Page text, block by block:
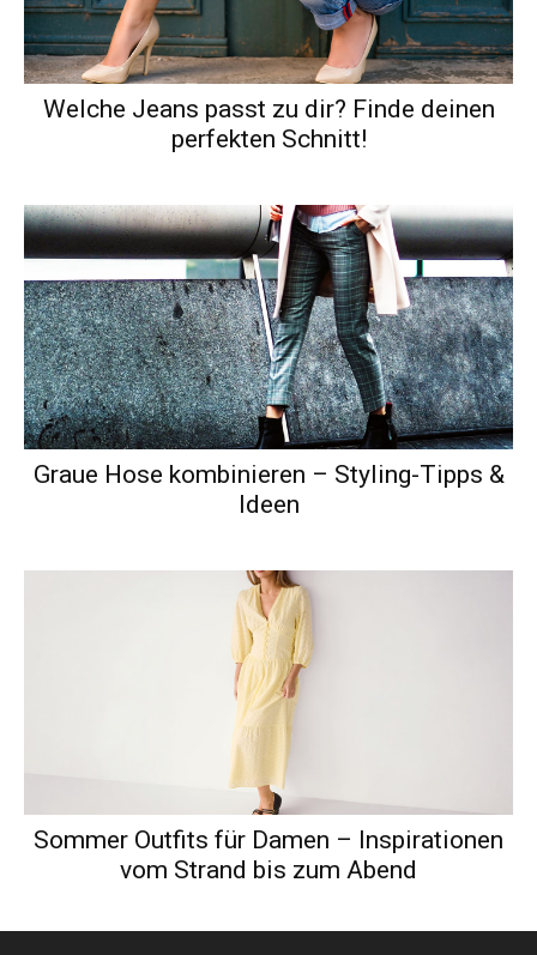
Welche Jeans passt zu dir? Finde deinen
perfekten Schnitt!
Graue Hose kombinieren – Styling-Tipps &
Ideen
Sommer Outfits für Damen – Inspirationen
vom Strand bis zum Abend